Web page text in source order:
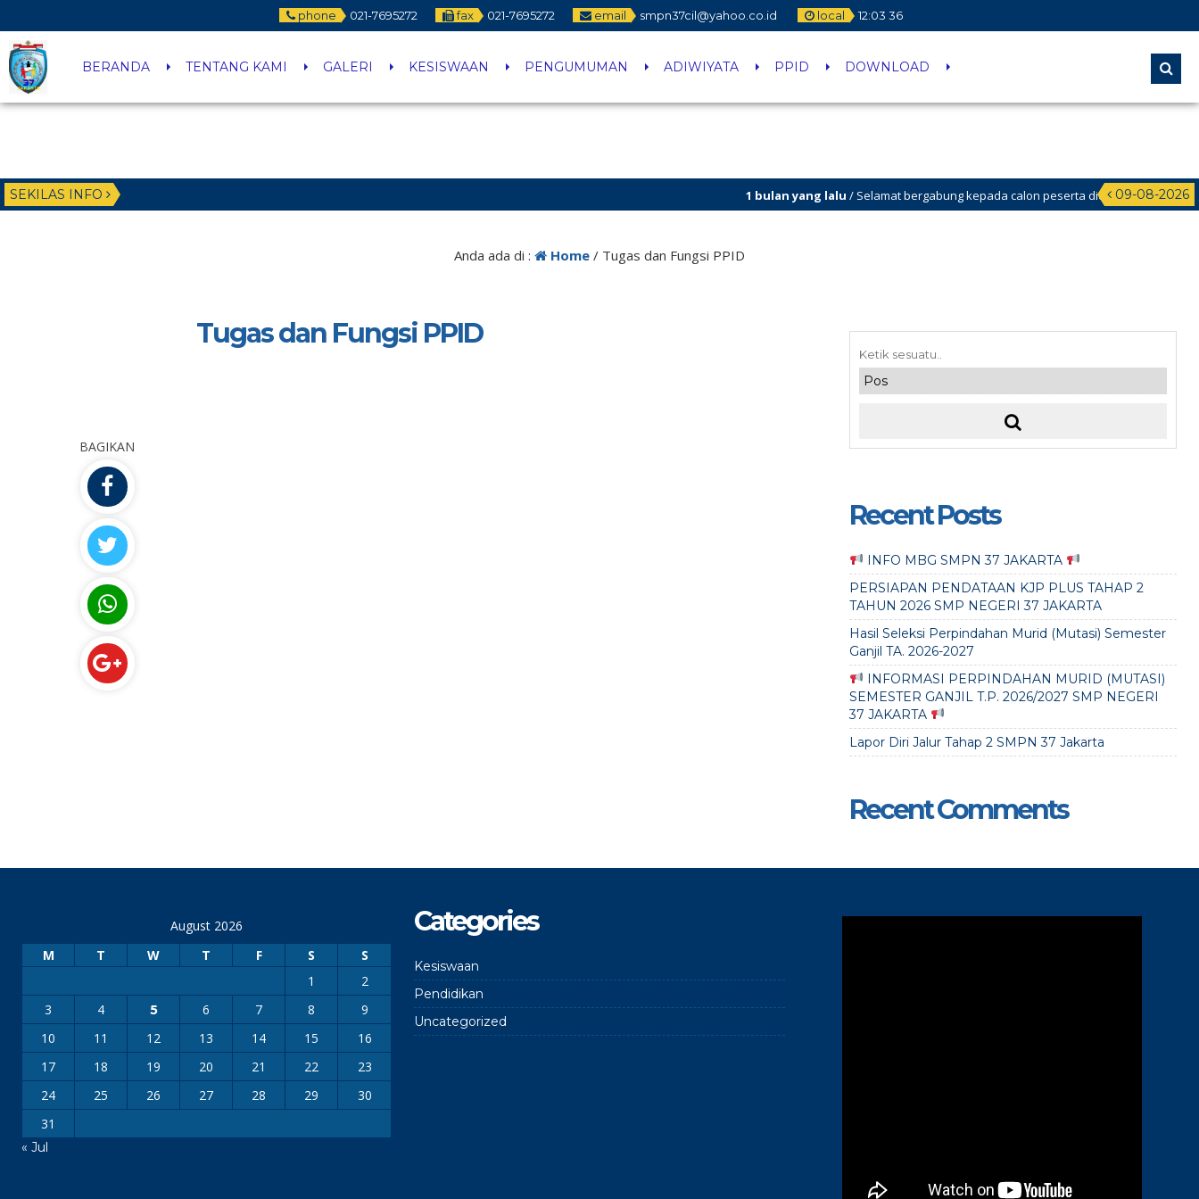
phone 021-7695272 fax 021-7695272 email smpn37cil@yahoo.co.id local 12:03 36
BERANDA TENTANG KAMI GALERI KESISWAAN PENGUMUMAN ADIWIYATA PPID DOWNLOAD
SEKILAS INFO 09-08-2026
1 bulan yang lalu/ Selamat bergabung kepada calon peserta didik baru yang berhasil
Anda ada di : Home / Tugas dan Fungsi PPID
Tugas dan Fungsi PPID
BAGIKAN
Recent Posts
INFO MBG SMPN 37 JAKARTA
PERSIAPAN PENDATAAN KJP PLUS TAHAP 2
TAHUN 2026 SMP NEGERI 37 JAKARTA
Hasil Seleksi Perpindahan Murid (Mutasi) Semester
Ganjil TA. 2026-2027
INFORMASI PERPINDAHAN MURID (MUTASI)
SEMESTER GANJIL T.P. 2026/2027 SMP NEGERI
37 JAKARTA
Lapor Diri Jalur Tahap 2 SMPN 37 Jakarta
Recent Comments
August 2026
M
T W T F S
S
1
2
3
4 5 6 7 8
9
10
11 12 13 14 15
16
17
18 19 20 21 22
23
24
25 26 27 28 29
30
31
« Jul
Categories
Kesiswaan
Pendidikan
Uncategorized